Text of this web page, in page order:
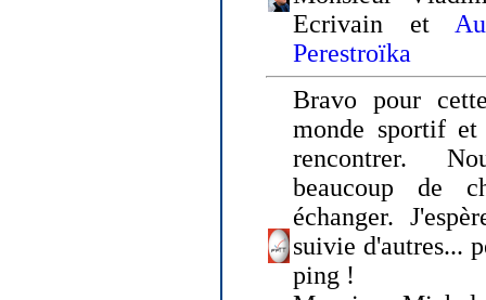
Ecrivain et
Perestroïka
Bravo pour
monde sportif
rencontrer.
beaucoup de
échanger.
suivie d'autres...
ping !